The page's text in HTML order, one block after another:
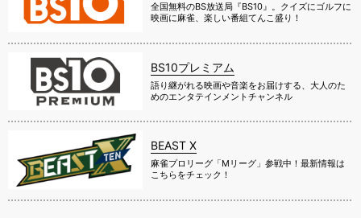
全国無料のBS放送局『BS10』。クイズにゴルフに
映画に麻雀、楽しい番組てんこ盛り！
BS10プレミアム
語り継がれる映画や音楽をお届けする、大人のた
めのエンタテインメントチャンネル
BEAST X
麻雀プロリーグ「Mリーグ」参戦中！最新情報は
こちらをチェック！